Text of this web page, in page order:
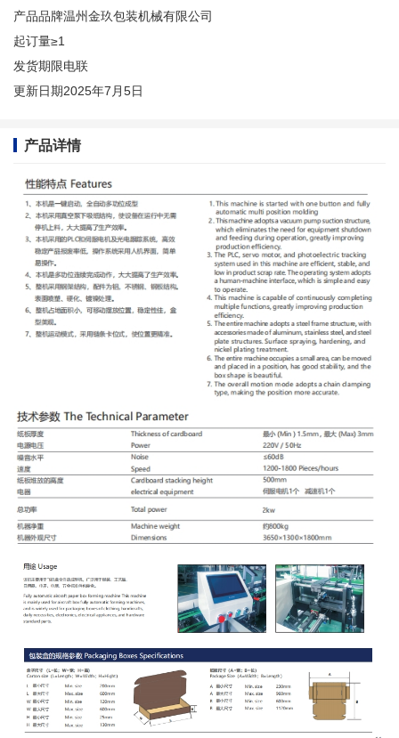
产品品牌温州金玖包装机械有限公司
起订量≥1
发货期限电联
更新日期2025年7月5日
产品详情